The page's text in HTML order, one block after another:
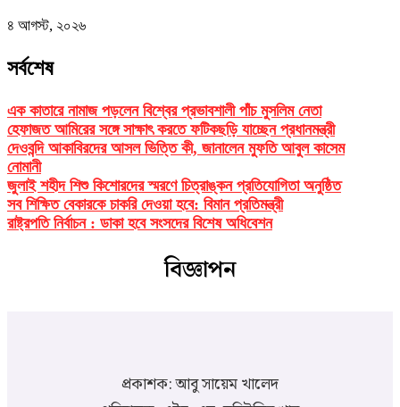
৪ আগস্ট, ২০২৬
সর্বশেষ
এক কাতারে নামাজ পড়লেন বিশ্বের প্রভাবশালী পাঁচ মুসলিম নেতা
হেফাজত আমিরের সঙ্গে সাক্ষাৎ করতে ফটিকছড়ি যাচ্ছেন প্রধানমন্ত্রী
দেওবন্দি আকাবিরদের আসল ভিত্তি কী, জানালেন মুফতি আবুল কাসেম
নোমানী
জুলাই শহীদ শিশু কিশোরদের স্মরণে চিত্রাঙ্কন প্রতিযোগিতা অনুষ্ঠিত
সব শিক্ষিত বেকারকে চাকরি দেওয়া হবে: বিমান প্রতিমন্ত্রী
রাষ্ট্রপতি নির্বাচন : ডাকা হবে সংসদের বিশেষ অধিবেশন
বিজ্ঞাপন
প্রকাশক: আবু সায়েম খালেদ